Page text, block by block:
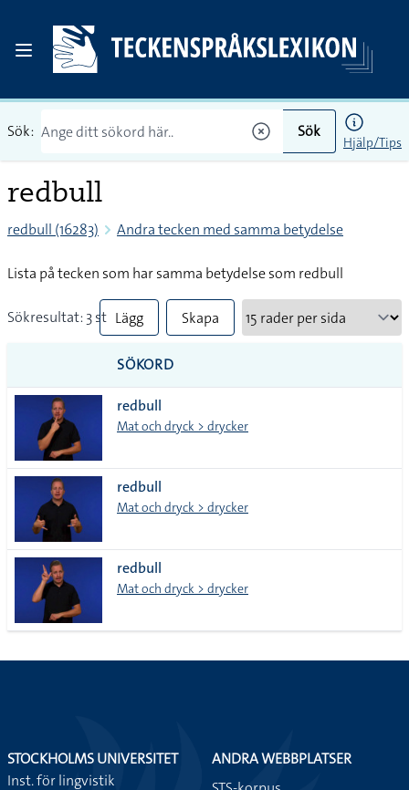
Sök: Sök
Hjälp/Tips
redbull
redbull (16283) Andra tecken med samma betydelse
Lista på tecken som har samma betydelse som redbull
Sökresultat: 3 st Lägg
till
alla i
lista
Skapa
SÖKORD
redbull
Mat och dryck > drycker
redbull
Mat och dryck > drycker
redbull
Mat och dryck > drycker
STOCKHOLMS UNIVERSITET
Inst. för lingvistik
ANDRA WEBBPLATSER